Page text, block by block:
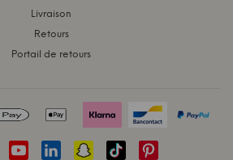
Livraison
Retours
Portail de retours